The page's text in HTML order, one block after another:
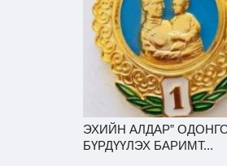
ЭХИЙН АЛДАР”
БҮРДҮҮЛЭХ БАРИМТ...